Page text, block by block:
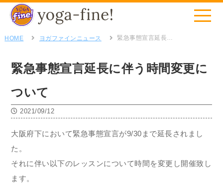
HOME ヨガファインニュース 緊急事態宣言延長に伴う時間変更について
緊急事態宣言延長に伴う時間変更に
ついて
2021/09/12
大阪府下において緊急事態宣言が9/30まで延長されまし
た。
それに伴い以下のレッスンについて時間を変更し開催致し
ます。